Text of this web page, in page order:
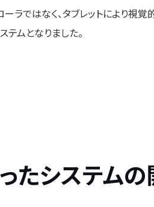
ーラではなく、タブレットにより視
ムとなりました。
たシステム